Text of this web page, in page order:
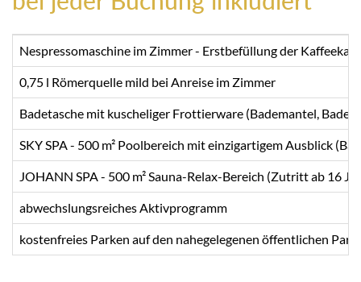
Nespressomaschine im Zimmer - Erstbefüllung der
0,75 l Römerquelle mild bei Anreise im Zimmer
Badetasche mit kuscheliger Frottierware (Bademantel,
SKY SPA - 500 m² Poolbereich mit einzigartigem Ausblick
JOHANN SPA - 500 m² Sauna-Relax-Bereich (Zutritt ab 16
abwechslungsreiches Aktivprogramm
kostenfreies Parken auf den nahegelegenen öffentlichen